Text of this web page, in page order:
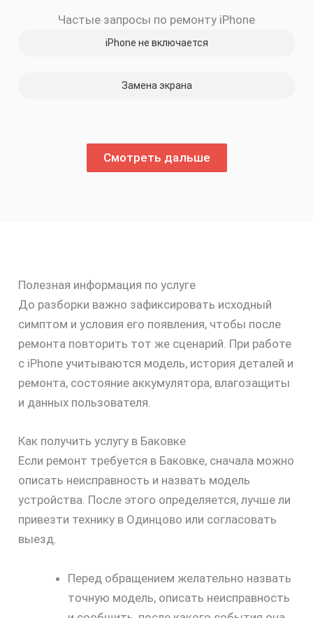
Частые запросы по ремонту iPhone
iPhone не включается
Замена экрана
Смотреть дальше
Полезная информация по услуге
До разборки важно зафиксировать исходный
симптом и условия его появления, чтобы после
ремонта повторить тот же сценарий. При работе
с iPhone учитываются модель, история деталей и
ремонта, состояние аккумулятора, влагозащиты
и данных пользователя.
Как получить услугу в Баковке
Если ремонт требуется в Баковке, сначала можно
описать неисправность и назвать модель
устройства. После этого определяется, лучше ли
привезти технику в Одинцово или согласовать
выезд.
Перед обращением желательно назвать
точную модель, описать неисправность